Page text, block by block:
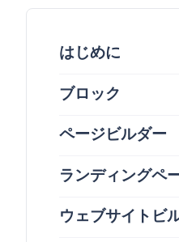
はじめに
ブロック
ページビルダー
ランディングペ
ウェブサイトビ